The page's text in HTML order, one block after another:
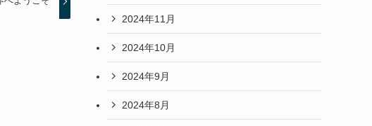
2024年11月
2024年10月
2024年9月
2024年8月